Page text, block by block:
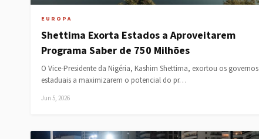
EUROPA
Shettima Exorta Estados a Aproveitarem
Programa Saber de 750 Milhões
O Vice-Presidente da Nigéria, Kashim Shettima, exortou os governos
estaduais a maximizarem o potencial do pr…
Jun 5, 2026